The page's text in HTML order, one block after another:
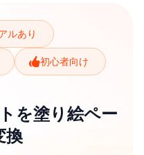
ルあり
初心者向け
を塗り絵ペー
換